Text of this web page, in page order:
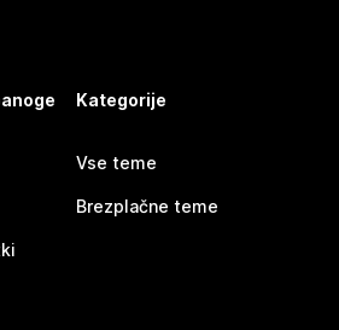
Kategorije
Vse teme
Brezplačne teme